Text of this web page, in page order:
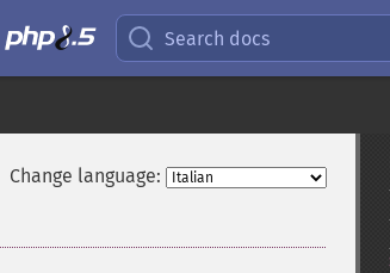
Search docs
Change language: